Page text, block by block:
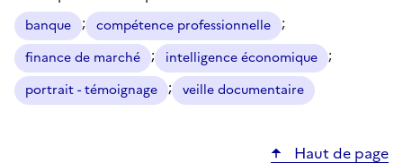
banque ; compétence professionnelle ;
finance de marché ; intelligence économique ;
portrait - témoignage ; veille documentaire
Haut de page